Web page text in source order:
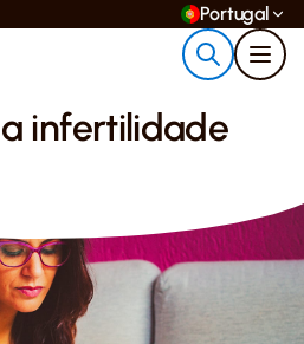
Portugal
infertilidade